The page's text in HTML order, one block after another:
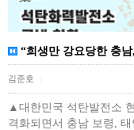
“희생만 강요당한 충
김준호
▲대한민국 석탄발전소
격화되면서 충남 보령,